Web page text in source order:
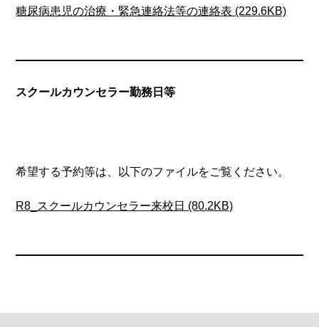
糖尿病患児の治療・緊急連絡法等の連絡表 (229.6KB)
スクールカウンセラー勤務日等
希望する予約等は、以下のファイルをご覧ください。
R8_スクールカウンセラー来校日 (80.2KB)